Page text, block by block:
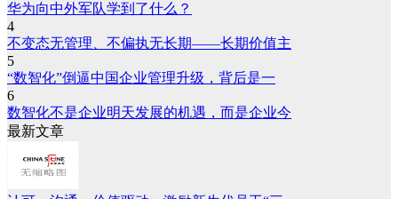
华为向中外军队学到了什么？
4
不变态无管理、不偏执无长期——长期价值主
5
“数智化”倒逼中国企业管理升级，背后是一
6
数智化不是企业明天发展的机遇，而是企业今
最新文章